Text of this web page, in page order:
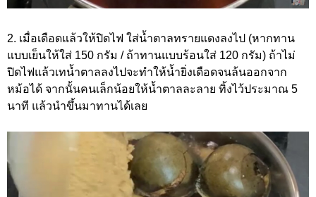
2. เมื่อเดือดแล้วให้ปิดไฟ ใส่น้ำตาลทรายแดงลงไป (หากทาน
แบบเย็นให้ใส่ 150 กรัม / ถ้าทานแบบร้อนใส่ 120 กรัม) ถ้าไม่
ปิดไฟแล้วเทน้ำตาลลงไปจะทำให้น้ำยิ่งเดือดจนล้นออกจาก
หม้อได้ จากนั้นคนเล็กน้อยให้น้ำตาลละลาย ทิ้งไว้ประมาณ 5
นาที แล้วนำขึ้นมาทานได้เลย